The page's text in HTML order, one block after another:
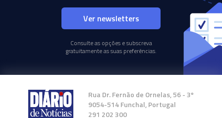
Ver newsletters
Consulte as opções e subscreva
gratuitamente as suas preferências.
Rua Dr. Fernão de Ornelas, 56 - 3º
9054-514 Funchal, Portugal
291 202 300